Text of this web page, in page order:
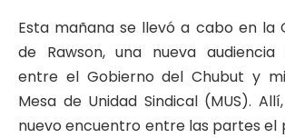
Esta mañana se llevó a cabo en la
de Rawson, una nueva audiencia
entre el Gobierno del Chubut y
Mesa de Unidad Sindical (MUS).
nuevo encuentro entre las partes el